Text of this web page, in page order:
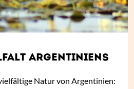
ARGENTINIENS
Natur von Argentinien: